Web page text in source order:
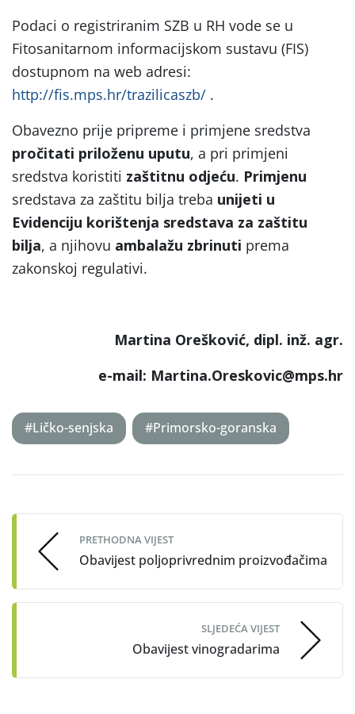
Podaci o registriranim SZB u RH vode se u
Fitosanitarnom informacijskom sustavu (FIS)
dostupnom na web adresi:
http://fis.mps.hr/trazilicaszb/ .
Obavezno prije pripreme i primjene sredstva
pročitati priloženu uputu, a pri primjeni
sredstva koristiti zaštitnu odjeću. Primjenu
sredstava za zaštitu bilja treba unijeti u
Evidenciju korištenja sredstava za zaštitu
bilja, a njihovu ambalažu zbrinuti prema
zakonskoj regulativi.
Martina Orešković, dipl. inž. agr.
e-mail: Martina.Oreskovic@mps.hr
#Ličko-senjska #Primorsko-goranska
navigation
PRETHODNA VIJEST
Obavijest poljoprivrednim proizvođačima
SLJEDEĆA VIJEST
Obavijest vinogradarima